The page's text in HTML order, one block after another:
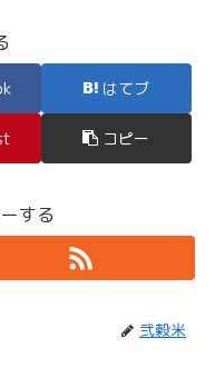
はてブ
コピー
する
弐穀米